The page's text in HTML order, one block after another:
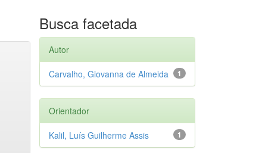
Busca facetada
Autor
1
Carvalho, Giovanna de Almeida
Orientador
1
Kalil, Luís Guilherme Assis